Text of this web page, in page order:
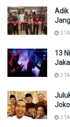
Adik
3
13
3
3